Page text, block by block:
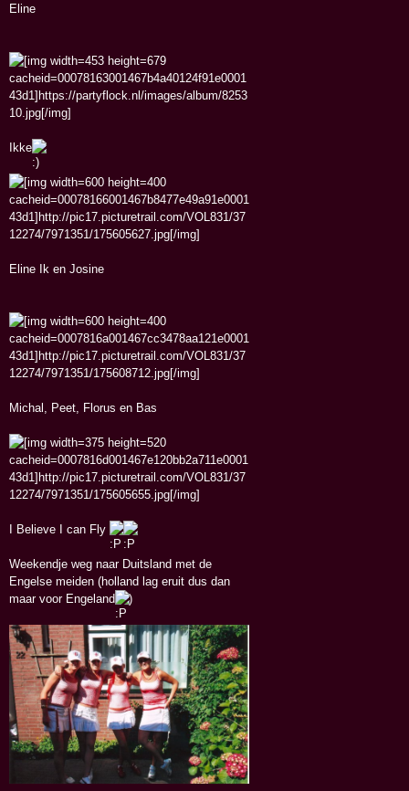
Eline
Ikke
Eline Ik en Josine
Michal, Peet, Florus en Bas
I Believe I can Fly
Weekendje weg naar Duitsland met de
Engelse meiden (holland lag eruit dus dan
maar voor Engeland
)